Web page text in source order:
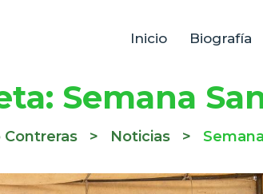
Inicio Biografía
Semana
Contreras > Noticias >